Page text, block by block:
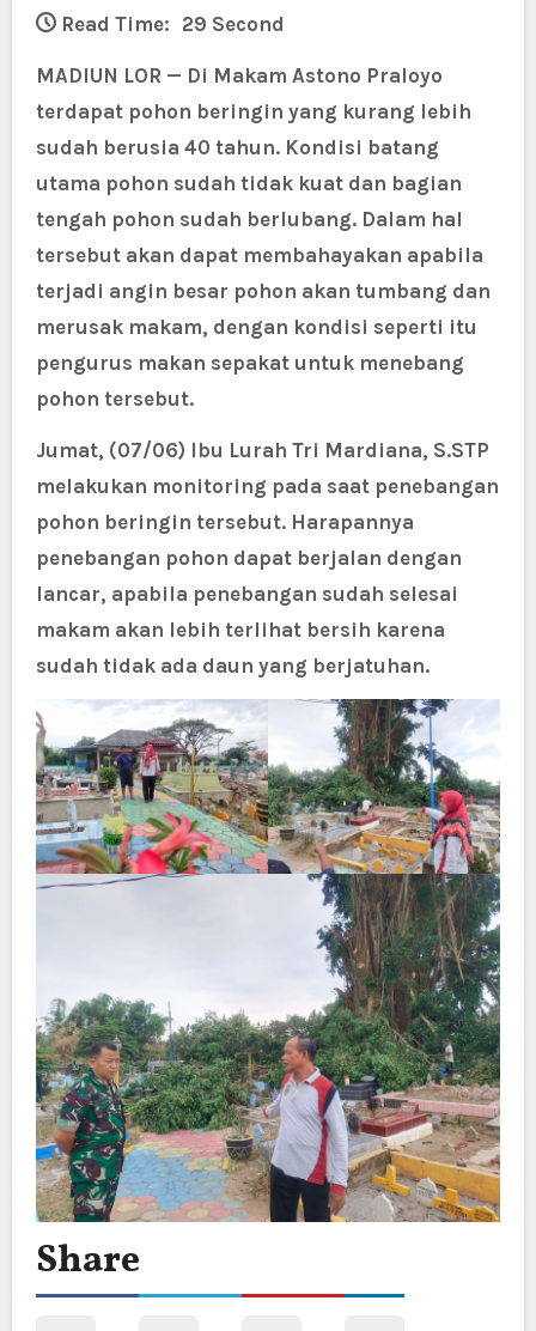
Read Time: 29 Second
MADIUN LOR — Di Makam Astono Praloyo
terdapat pohon beringin yang kurang lebih
sudah berusia 40 tahun. Kondisi batang
utama pohon sudah tidak kuat dan bagian
tengah pohon sudah berlubang. Dalam hal
tersebut akan dapat membahayakan apabila
terjadi angin besar pohon akan tumbang dan
merusak makam, dengan kondisi seperti itu
pengurus makan sepakat untuk menebang
pohon tersebut.
Jumat, (07/06) Ibu Lurah Tri Mardiana, S.STP
melakukan monitoring pada saat penebangan
pohon beringin tersebut. Harapannya
penebangan pohon dapat berjalan dengan
lancar, apabila penebangan sudah selesai
makam akan lebih terlihat bersih karena
sudah tidak ada daun yang berjatuhan.
Share